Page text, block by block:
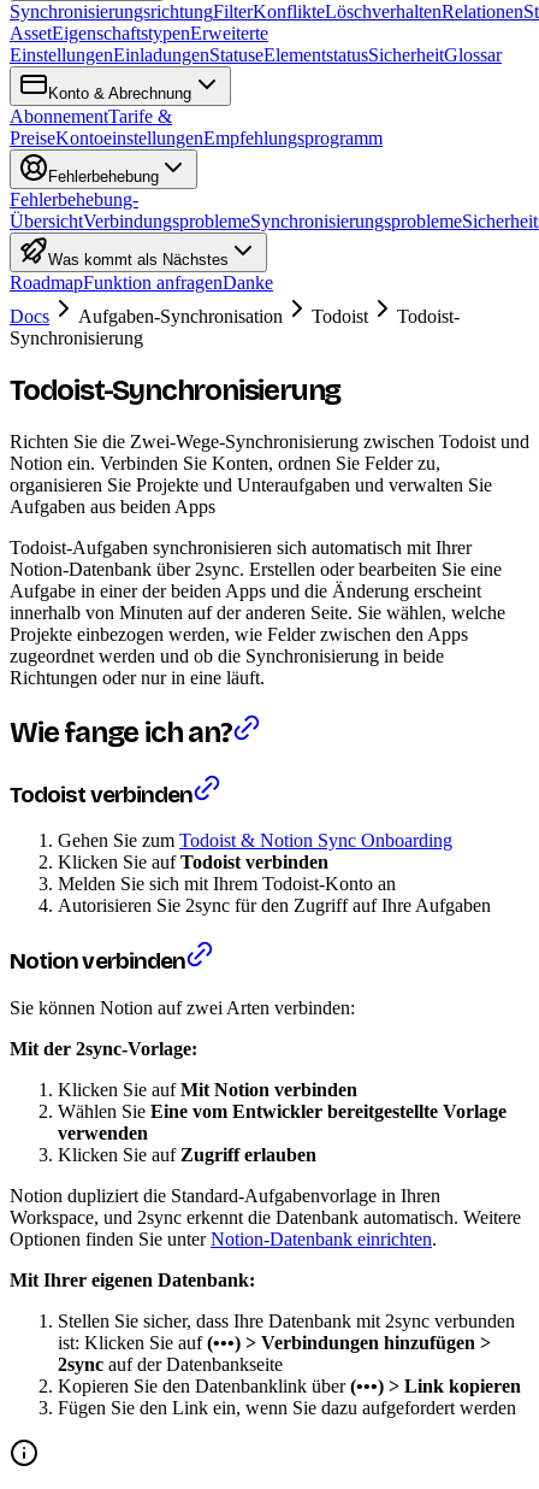
SynchronisierungsrichtungFilterKonflikteLöschverhaltenRelationen
AssetEigenschaftstypenErweiterte
EinstellungenEinladungenStatuseElementstatusSicherheitGlossar
Konto & Abrechnung
AbonnementTarife &
PreiseKontoeinstellungenEmpfehlungsprogramm
Fehlerbehebung
Fehlerbehebung-
ÜbersichtVerbindungsproblemeSynchronisierungsprobleme
Was kommt als Nächstes
RoadmapFunktion anfragenDanke
Docs
Aufgaben-Synchronisation Todoist
Todoist-
Synchronisierung
Todoist-Synchronisierung
Richten Sie die Zwei-Wege-Synchronisierung zwischen Todoist und
Notion ein. Verbinden Sie Konten, ordnen Sie Felder zu,
organisieren Sie Projekte und Unteraufgaben und verwalten Sie
Aufgaben aus beiden Apps
Todoist-Aufgaben synchronisieren sich automatisch mit Ihrer
Notion-Datenbank über 2sync. Erstellen oder bearbeiten Sie eine
Aufgabe in einer der beiden Apps und die Änderung erscheint
innerhalb von Minuten auf der anderen Seite. Sie wählen, welche
Projekte einbezogen werden, wie Felder zwischen den Apps
zugeordnet werden und ob die Synchronisierung in beide
Richtungen oder nur in eine läuft.
Wie fange ich an?
Todoist verbinden
Gehen Sie zum Todoist & Notion Sync Onboarding
Klicken Sie aufTodoist verbinden
Melden Sie sich mit Ihrem Todoist-Konto an
Autorisieren Sie 2sync für den Zugriff auf Ihre Aufgaben
Notion verbinden
Sie können Notion auf zwei Arten verbinden:
Mit der 2sync-Vorlage:
Klicken Sie aufMit Notion verbinden
Wählen Sie Eine vom Entwickler bereitgestellte Vorlage
verwenden
Klicken Sie auf Zugriff erlauben
Notion dupliziert die Standard-Aufgabenvorlage in Ihren
Workspace, und 2sync erkennt die Datenbank automatisch. Weitere
Optionen finden Sie unterNotion-Datenbank einrichten.
Mit Ihrer eigenen Datenbank:
Stellen Sie sicher, dass Ihre Datenbank mit 2sync verbunden
ist: Klicken Sie auf(•••) > Verbindungen hinzufügen >
2sync auf der Datenbankseite
Kopieren Sie den Datenbanklink über(•••) > Link kopieren
Fügen Sie den Link ein, wenn Sie dazu aufgefordert werden